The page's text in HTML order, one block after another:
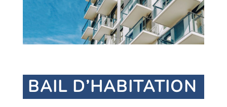
BAIL D’HABITATION